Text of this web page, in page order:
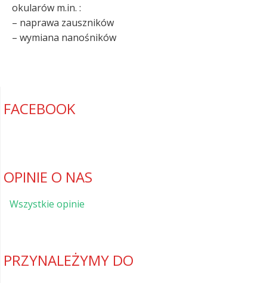
okularów m.in. :
– naprawa zauszników
– wymiana nanośników
FACEBOOK
OPINIE O NAS
Wszystkie opinie
PRZYNALEŻYMY DO